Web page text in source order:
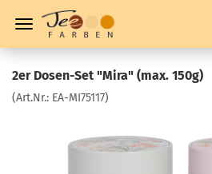
2er Dosen-Set "Mira" (max. 150g)
(Art.Nr.: EA-MI75117)